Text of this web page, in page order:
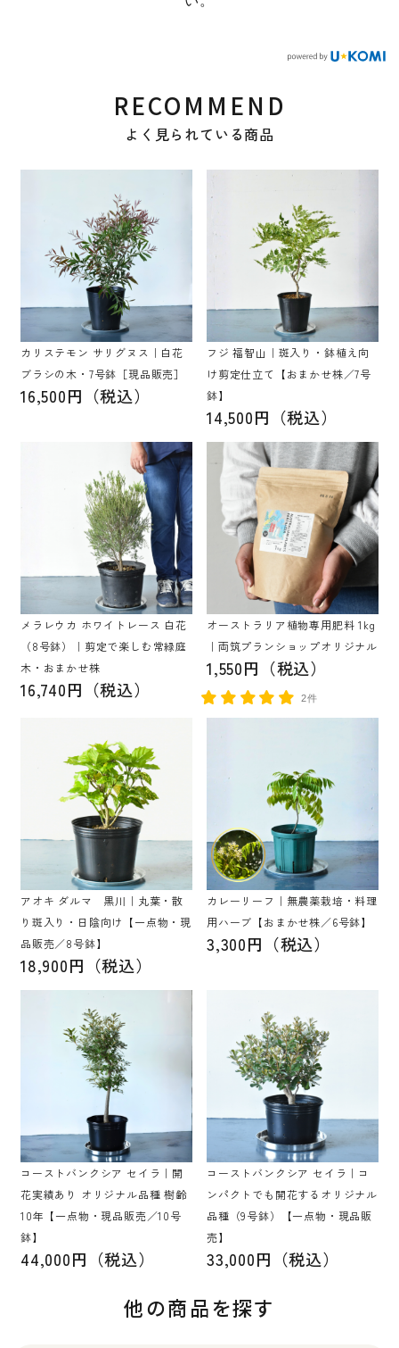
RECOMMEND
よく見られている商品
カリステモン サリグヌス｜白花
ブラシの木・7号鉢［現品販売］
16,500円（税込）
フジ 福智山｜斑入り・鉢植え向
け剪定仕立て【おまかせ株／7号
鉢】
14,500円（税込）
メラレウカ ホワイトレース 白花
（8号鉢）｜剪定で楽しむ常緑庭
木・おまかせ株
16,740円（税込）
オーストラリア植物専用肥料 1kg
｜両筑プランショップオリジナル
1,550円（税込）
2件
アオキ ダルマ 黒川｜丸葉・散
り斑入り・日陰向け【一点物・現
品販売／8号鉢】
18,900円（税込）
カレーリーフ｜無農薬栽培・料理
用ハーブ【おまかせ株／6号鉢】
3,300円（税込）
コーストバンクシア セイラ｜開
花実績あり オリジナル品種 樹齢
10年【一点物・現品販売／10号
鉢】
44,000円（税込）
コーストバンクシア セイラ｜コ
ンパクトでも開花するオリジナル
品種（9号鉢）【一点物・現品販
売】
33,000円（税込）
他の商品を探す